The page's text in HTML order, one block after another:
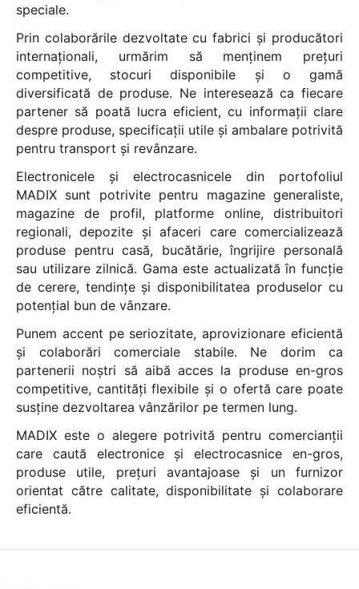
speciale.
Prin colaborările dezvoltate cu fabrici și producători
internaționali, urmărim să menținem prețuri
competitive, stocuri disponibile și o gamă
diversificată de produse. Ne interesează ca fiecare
partener să poată lucra eficient, cu informații clare
despre produse, specificații utile și ambalare potrivită
pentru transport și revânzare.
Electronicele și electrocasnicele din portofoliul
MADIX sunt potrivite pentru magazine generaliste,
magazine de profil, platforme online, distribuitori
regionali, depozite și afaceri care comercializează
produse pentru casă, bucătărie, îngrijire personală
sau utilizare zilnică. Gama este actualizată în funcție
de cerere, tendințe și disponibilitatea produselor cu
potențial bun de vânzare.
Punem accent pe seriozitate, aprovizionare eficientă
și colaborări comerciale stabile. Ne dorim ca
partenerii noștri să aibă acces la produse en-gros
competitive, cantități flexibile și o ofertă care poate
susține dezvoltarea vânzărilor pe termen lung.
MADIX este o alegere potrivită pentru comercianții
care caută electronice și electrocasnice en-gros,
produse utile, prețuri avantajoase și un furnizor
orientat către calitate, disponibilitate și colaborare
eficientă.